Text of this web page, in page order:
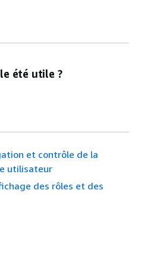
été utile ?
et contrôle de la
utilisateur
des rôles et des